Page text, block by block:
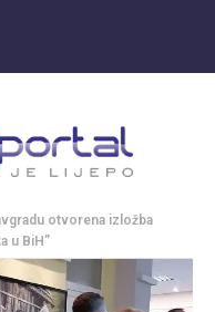
otvorena izložba
u BiH”